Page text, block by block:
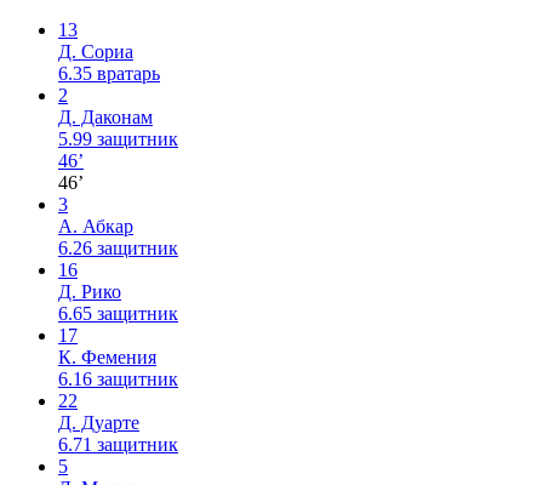
13
Д. Сориа
6.35 вратарь
2
Д. Даконам
5.99 защитник
46’
46’
3
А. Абкар
6.26 защитник
16
Д. Рико
6.65 защитник
17
К. Фемения
6.16 защитник
22
Д. Дуарте
6.71 защитник
5